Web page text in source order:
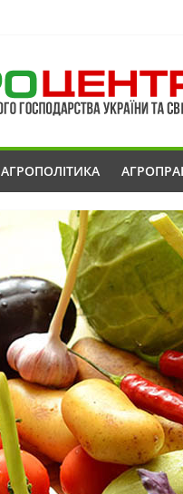
АГРОПОЛІТИКА